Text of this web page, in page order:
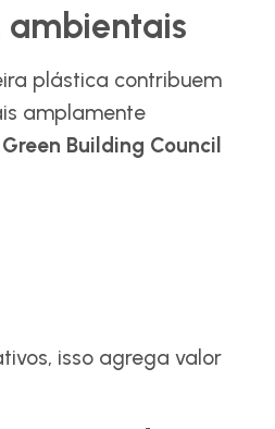
ambientais
plástica contribuem
amplamente
Green Building Council
isso agrega valor